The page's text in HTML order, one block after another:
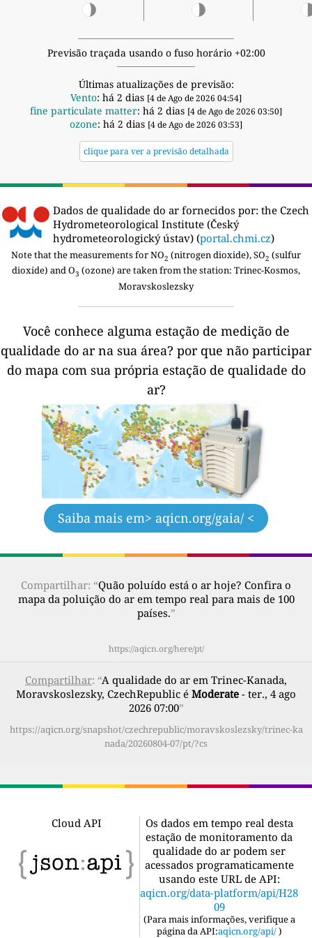
Previsão traçada usando o fuso horário +02:00
Últimas atualizações de previsão:
Vento: há 2 dias [4 de Ago de 2026 04:54]
fine particulate matter: há 2 dias [4 de Ago de 2026 03:50]
ozone: há 2 dias [4 de Ago de 2026 03:53]
clique para ver a previsão detalhada
Dados de qualidade do ar fornecidos por: the Czech
Hydrometeorological Institute (Český
hydrometeorologický ústav) (portal.chmi.cz)
Note that the measurements for NO2 (nitrogen dioxide), SO2 (sulfur
dioxide) and O3 (ozone) are taken from the station: Trinec-Kosmos,
Moravskoslezsky
Você conhece alguma estação de medição de
qualidade do ar na sua área? por que não participar
do mapa com sua própria estação de qualidade do
ar?
Saiba mais em> aqicn.org/gaia/ <
Compartilhar: “Quão poluído está o ar hoje? Confira o
mapa da poluição do ar em tempo real para mais de 100
países.”
https://aqicn.org/here/pt/
Compartilhar: “A qualidade do ar em Trinec-Kanada,
Moravskoslezsky, CzechRepublic é Moderate - ter., 4 ago
2026 07:00”
https://aqicn.org/snapshot/czechrepublic/moravskoslezsky/trinec-ka
nada/20260804-07/pt/?cs
Cloud API
Os dados em tempo real desta
estação de monitoramento da
qualidade do ar podem ser
acessados programaticamente
usando este URL de API:
aqicn.org/data-platform/api/H28
09
(Para mais informações, verifique a
página da API:aqicn.org/api/ )